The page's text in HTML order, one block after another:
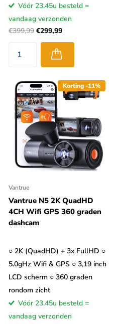
Vóór 23.45u besteld =
vandaag verzonden
€399,99 €299,99
Korting -11%
Vantrue
Vantrue N5 2K QuadHD
4CH Wifi GPS 360 graden
dashcam
○ 2K (QuadHD) + 3x FullHD ○
5.0gHz Wifi & GPS ○ 3,19 inch
LCD scherm ○ 360 graden
rondom zicht
Vóór 23.45u besteld =
vandaag verzonden